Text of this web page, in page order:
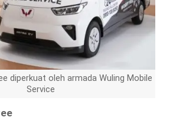
diperkuat oleh armada Wuling Mobile
Service